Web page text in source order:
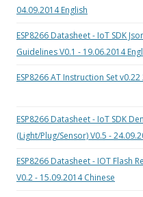
04.09.2014 English
ESP8266 Datasheet - IoT SDK
Guidelines V0.1 - 19.06.2014
ESP8266 AT Instruction Set
ESP8266 Datasheet - IoT SDK
(Light/Plug/Sensor) V0.5 -
ESP8266 Datasheet - IOT Flash
V0.2 - 15.09.2014 Chinese